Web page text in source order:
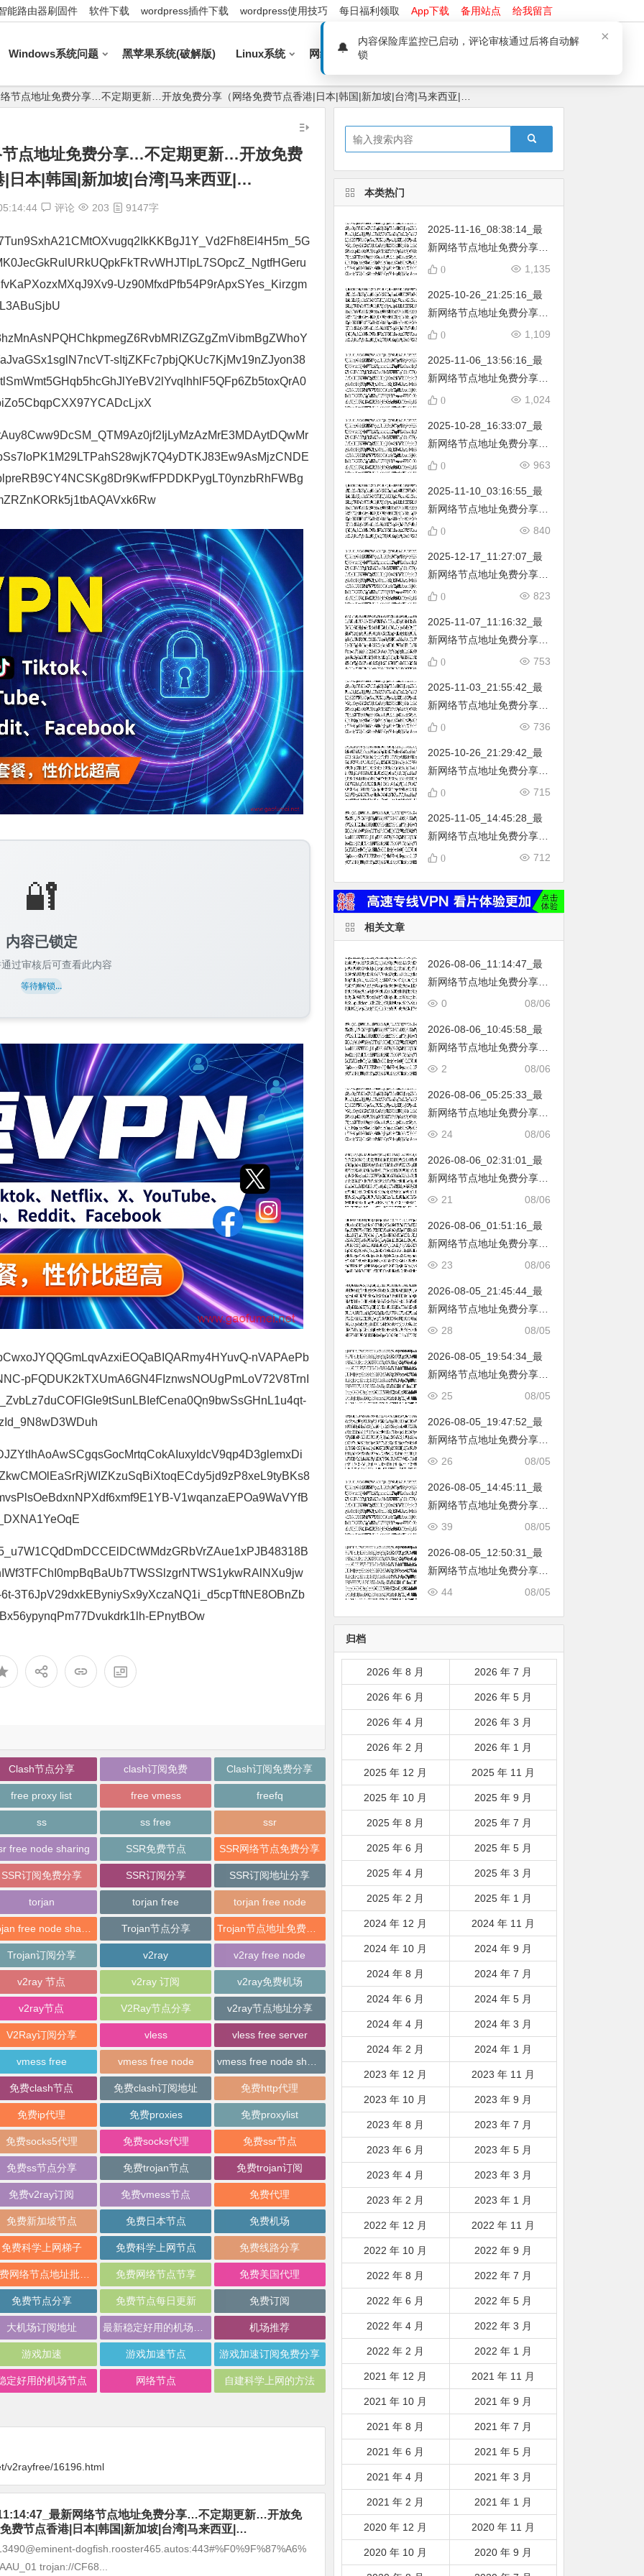
能路由器刷固件 软件下载 wordpress插件下载 wordpress使用技巧 每日福利领取 App下载 备用站点 给我留言
Windows系统问题 黑苹果系统(破解版) Linux系统 网络问题
节点地址免费分享…不定期更新…开放免费分享（网络免费节点香港|日本|韩国|新加坡|台湾|马来西亚|…
节点地址免费分享…不定期更新…开放免费
|日本|韩国|新加坡|台湾|马来西亚|…
评论 203 9147字
Uz90MfxdPfb54P9rApxSYes_Kirzgm
sItjZKFc7pbjQKUc7KjMv19nZJyon38
🔐
内容已锁定
过审核后可查看此内容
等待解锁...
nVAPAePb
pFQDUK2kTXUmA6GN4FIznwsNOUgPmLoV72V8TrnI
V1wqanzaEPOa9WaVYfB
3T6JpV29dxkEByniySx9yXczaNQ1i_d5cpTftNE8OBnZb
EPnytBOw
Clash节点分享 clash订阅免费 Clash订阅免费分享
free proxy list free vmess freefq
ss ss free ssr
free node sharing SSR免费节点 SSR网络节点免费分享
SSR订阅免费分享 SSR订阅分享 SSR订阅地址分享
torjan torjan free torjan free node
Trojan节点分享
Trojan订阅分享 v2ray v2ray free node
v2ray 节点 v2ray 订阅 v2ray免费机场
v2ray节点 V2Ray节点分享 v2ray节点地址分享
V2Ray订阅分享 vless vless free server
vmess free vmess free node
免费clash节点 免费clash订阅地址 免费http代理
免费ip代理 免费proxies 免费proxylist
免费socks5代理 免费socks代理 免费ssr节点
免费ss节点分享 免费trojan节点 免费trojan订阅
免费v2ray订阅 免费vmess节点 免费代理
免费新加坡节点 免费日本节点 免费机场
免费科学上网梯子 免费科学上网节点 免费线路分享
免费网络节点地址批量分享 免费网络节点节享 免费美国代理
免费节点分享 免费节点每日更新 免费订阅
大机场订阅地址 机场推荐
游戏加速 游戏加速节点 游戏加速订阅免费分享
定好用的机场节点 网络节点 自建科学上网的方法
v2rayfree/16196.html
最新网络节点地址免费分享…不定期更新…开放免
费节点香港|日本|韩国|新加坡|台湾|马来西亚|…
dogfish.rooster465.autos:443#%F0%9F%87%A6%
trojan://CF68...
本类热门
2025-11-16_08:38:14_最
新网络节点地址免费分享…
不定期更新…开放免费分享
韩国|新加坡|台湾|马来西亚|
…
1,135
0
2025-10-26_21:25:16_最
新网络节点地址免费分享…
不定期更新…开放免费分享
韩国|新加坡|台湾|马来西亚|
…
1,109
0
2025-11-06_13:56:16_最
新网络节点地址免费分享…
不定期更新…开放免费分享
韩国|新加坡|台湾|马来西亚|
…
1,024
0
2025-10-28_16:33:07_最
新网络节点地址免费分享…
不定期更新…开放免费分享
韩国|新加坡|台湾|马来西亚|
…
963
0
2025-11-10_03:16:55_最
新网络节点地址免费分享…
不定期更新…开放免费分享
韩国|新加坡|台湾|马来西亚|
…
840
0
2025-12-17_11:27:07_最
新网络节点地址免费分享…
不定期更新…开放免费分享
韩国|新加坡|台湾|马来西亚|
…
823
0
2025-11-07_11:16:32_最
新网络节点地址免费分享…
不定期更新…开放免费分享
韩国|新加坡|台湾|马来西亚|
…
753
0
2025-11-03_21:55:42_最
新网络节点地址免费分享…
不定期更新…开放免费分享
韩国|新加坡|台湾|马来西亚|
…
736
0
2025-10-26_21:29:42_最
新网络节点地址免费分享…
不定期更新…开放免费分享
韩国|新加坡|台湾|马来西亚|
…
715
0
2025-11-05_14:45:28_最
新网络节点地址免费分享…
不定期更新…开放免费分享
韩国|新加坡|台湾|马来西亚|
…
712
0
相关文章
2026-08-06_11:14:47_最
新网络节点地址免费分享…
不定期更新…开放免费分享
韩国|新加坡|台湾|马来西亚|
…
08/06
0
2026-08-06_10:45:58_最
新网络节点地址免费分享…
不定期更新…开放免费分享
韩国|新加坡|台湾|马来西亚|
…
08/06
2
2026-08-06_05:25:33_最
新网络节点地址免费分享…
不定期更新…开放免费分享
韩国|新加坡|台湾|马来西亚|
…
08/06
24
2026-08-06_02:31:01_最
新网络节点地址免费分享…
不定期更新…开放免费分享
韩国|新加坡|台湾|马来西亚|
…
08/06
21
2026-08-06_01:51:16_最
新网络节点地址免费分享…
不定期更新…开放免费分享
韩国|新加坡|台湾|马来西亚|
…
08/06
23
2026-08-05_21:45:44_最
新网络节点地址免费分享…
不定期更新…开放免费分享
韩国|新加坡|台湾|马来西亚|
…
08/05
28
2026-08-05_19:54:34_最
新网络节点地址免费分享…
不定期更新…开放免费分享
韩国|新加坡|台湾|马来西亚|
…
08/05
25
2026-08-05_19:47:52_最
新网络节点地址免费分享…
不定期更新…开放免费分享
韩国|新加坡|台湾|马来西亚|
…
08/05
26
2026-08-05_14:45:11_最
新网络节点地址免费分享…
不定期更新…开放免费分享
韩国|新加坡|台湾|马来西亚|
…
08/05
39
2026-08-05_12:50:31_最
新网络节点地址免费分享…
不定期更新…开放免费分享
韩国|新加坡|台湾|马来西亚|
08/05
44
归档
2026 年 8 月 2026 年 7 月
2026 年 6 月 2026 年 5 月
2026 年 4 月 2026 年 3 月
2026 年 2 月 2026 年 1 月
2025 年 12 月 2025 年 11 月
2025 年 10 月 2025 年 9 月
2025 年 8 月 2025 年 7 月
2025 年 6 月 2025 年 5 月
2025 年 4 月 2025 年 3 月
2025 年 2 月 2025 年 1 月
2024 年 12 月 2024 年 11 月
2024 年 10 月 2024 年 9 月
2024 年 8 月 2024 年 7 月
2024 年 6 月 2024 年 5 月
2024 年 4 月 2024 年 3 月
2024 年 2 月 2024 年 1 月
2023 年 12 月 2023 年 11 月
2023 年 10 月 2023 年 9 月
2023 年 8 月 2023 年 7 月
2023 年 6 月 2023 年 5 月
2023 年 4 月 2023 年 3 月
2023 年 2 月 2023 年 1 月
2022 年 12 月 2022 年 11 月
2022 年 10 月 2022 年 9 月
2022 年 8 月 2022 年 7 月
2022 年 6 月 2022 年 5 月
2022 年 4 月 2022 年 3 月
2022 年 2 月 2022 年 1 月
2021 年 12 月 2021 年 11 月
2021 年 10 月 2021 年 9 月
2021 年 8 月 2021 年 7 月
2021 年 6 月 2021 年 5 月
2021 年 4 月 2021 年 3 月
2021 年 2 月 2021 年 1 月
2020 年 12 月 2020 年 11 月
2020 年 10 月 2020 年 9 月